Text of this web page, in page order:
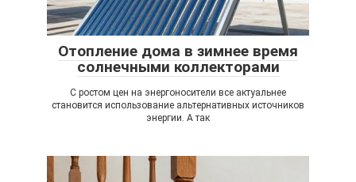
Отопление дома в зимнее время
солнечными коллекторами
С ростом цен на энергоносители все актуальнее
становится использование альтернативных источников
энергии. А так